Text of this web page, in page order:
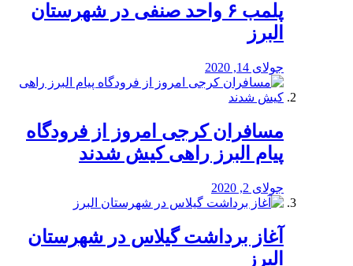
پلمب ۶ واحد صنفی در شهرستان
البرز
جولای 14, 2020
مسافران کرجی امروز از فرودگاه
پیام البرز راهی کیش شدند
جولای 2, 2020
آغاز برداشت گیلاس در شهرستان
البرز